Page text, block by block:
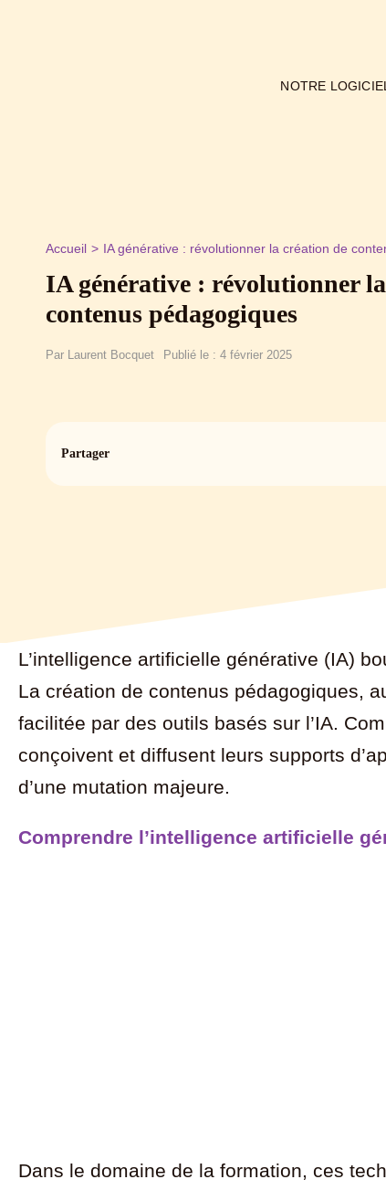
NOTRE LOGICIEL
Accueil IA générative : révolutionner la création de
IA générative : révolutionner
contenus pédagogiques
Par Laurent Bocquet Publié le : 4 février 2025
Partager
L’intelligence artificielle générative (IA)
La création de contenus pédagogiques,
facilitée par des outils basés sur l’IA.
conçoivent et diffusent leurs supports
d’une mutation majeure.
Comprendre l’intelligence artificielle
Dans le domaine de la formation, ces